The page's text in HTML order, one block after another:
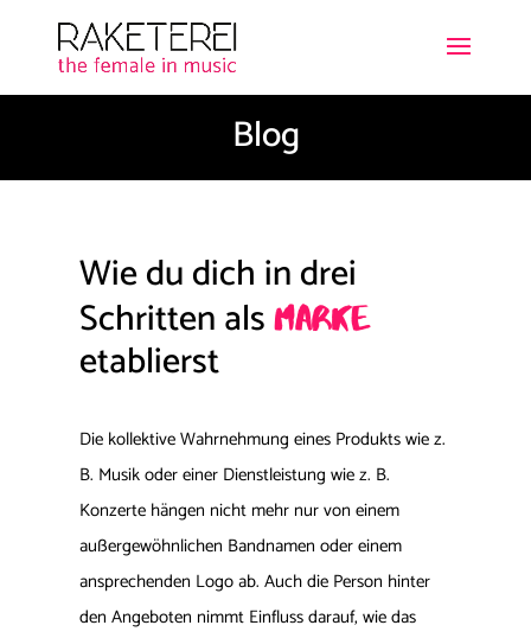
Blog
Wie du dich in drei
Schritten als Marke
etablierst
Die kollektive Wahrnehmung eines Produkts wie z.
B. Musik oder einer Dienstleistung wie z. B.
Konzerte hängen nicht mehr nur von einem
außergewöhnlichen Bandnamen oder einem
ansprechenden Logo ab. Auch die Person hinter
den Angeboten nimmt Einfluss darauf, wie das